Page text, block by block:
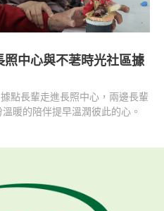
中心與不荖時光社區據
點長輩走進長照中心，兩邊長輩
暖的陪伴提早溫潤彼此的心。